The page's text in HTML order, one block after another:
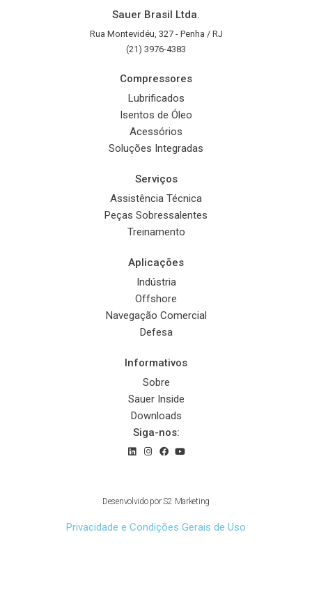
Sauer Brasil Ltda.
Rua Montevidéu, 327 - Penha / RJ
(21) 3976-4383
Compressores
Lubrificados
Isentos de Óleo
Acessórios
Soluções Integradas
Serviços
Assistência Técnica
Peças Sobressalentes
Treinamento
Aplicações
Indústria
Offshore
Navegação Comercial
Defesa
Informativos
Sobre
Sauer Inside
Downloads
Siga-nos:
Desenvolvido porS2 Marketing
Privacidade e Condições Gerais de Uso